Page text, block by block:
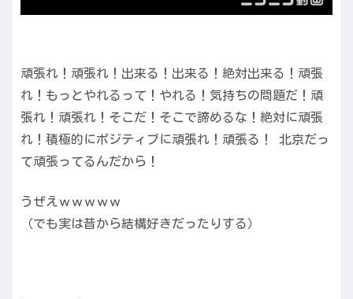
頑張れ！頑張れ！出来る！出来る！絶対出来る！頑張
れ！もっとやれるって！やれる！気持ちの問題だ！頑
張れ！頑張れ！そこだ！そこで諦めるな！絶対に頑張
れ！積極的にポジティブに頑張れ！頑張る！ 北京だっ
て頑張ってるんだから！
うぜえｗｗｗｗｗ
（でも実は昔から結構好きだったりする）